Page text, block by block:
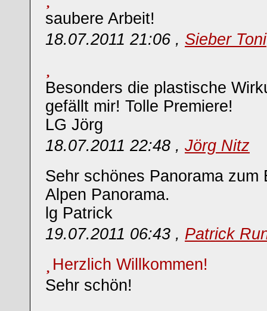
saubere Arbeit!
18.07.2011 21:06 , Sieber Toni
Besonders die plastische
gefällt mir! Tolle Premiere!
LG Jörg
18.07.2011 22:48 , Jörg Nitz
Sehr schönes Panorama zum
Alpen Panorama.
lg Patrick
19.07.2011 06:43 , Patrick
Herzlich Willkommen!
Sehr schön!